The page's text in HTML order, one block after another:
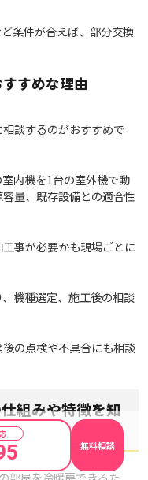
条件が合えば、部分交換
すめな理由
談するのがおすすめで
内機を1台の室外機で動
量、既存設備との適合性
事が必要かも現場ごとに
機種選定、施工後の相談
の点検や不具合にも相談
組みや特徴を知
無料相談